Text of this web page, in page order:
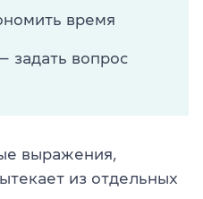
время
задать вопрос
выражения,
из отдельных